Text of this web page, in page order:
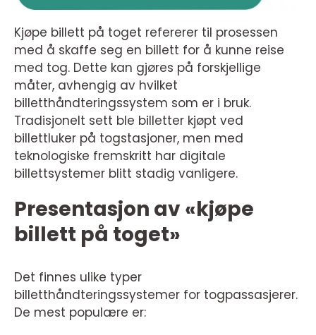
Kjøpe billett på toget refererer til prosessen
med å skaffe seg en billett for å kunne reise
med tog. Dette kan gjøres på forskjellige
måter, avhengig av hvilket
billetthåndteringssystem som er i bruk.
Tradisjonelt sett ble billetter kjøpt ved
billettluker på togstasjoner, men med
teknologiske fremskritt har digitale
billettsystemer blitt stadig vanligere.
Presentasjon av «kjøpe
billett på toget»
Det finnes ulike typer
billetthåndteringssystemer for togpassasjerer.
De mest populære er: